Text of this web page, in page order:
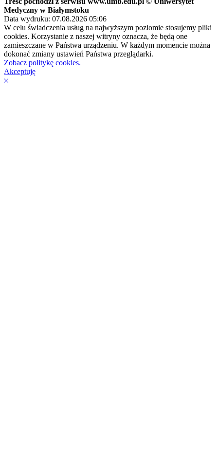
Medyczny w Białymstoku
Data wydruku: 07.08.2026 05:06
W celu świadczenia usług na najwyższym poziomie stosujemy pliki
cookies. Korzystanie z naszej witryny oznacza, że będą one
zamieszczane w Państwa urządzeniu. W każdym momencie można
dokonać zmiany ustawień Państwa przeglądarki.
Zobacz politykę cookies.
Akceptuję